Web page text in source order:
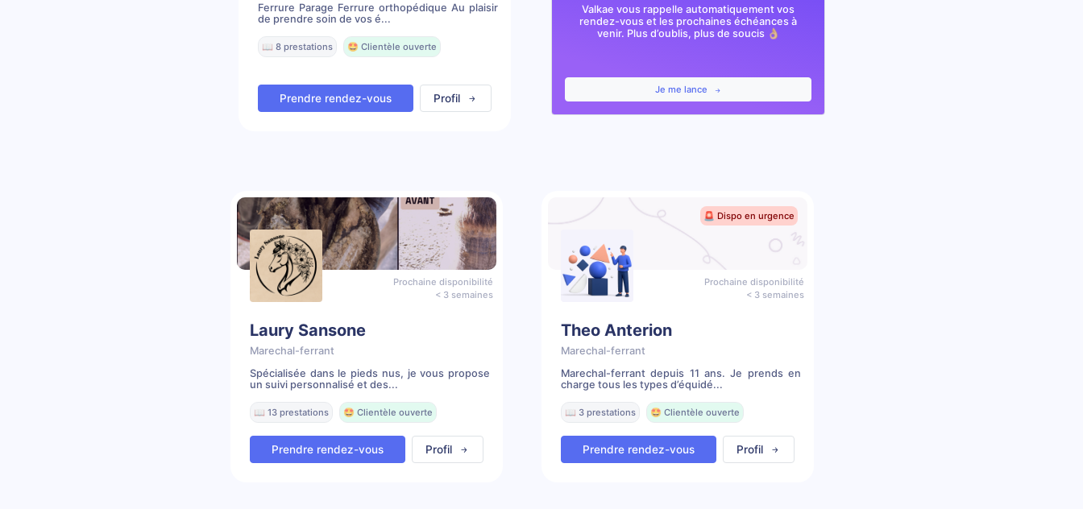
Ferrure Parage Ferrure orthopédique Au plaisir
de prendre soin de vos é...
📖 8 prestations 🤩 Clientèle ouverte
Prendre rendez-vous Profil
Valkae vous rappelle automatiquement vos
rendez-vous et les prochaines échéances à
venir. Plus d’oublis, plus de soucis 👌🏼
Je me lance
Prochaine disponibilité
< 3 semaines
Laury Sansone
Marechal-ferrant
Spécialisée dans le pieds nus, je vous propose
un suivi personnalisé et des...
📖 13 prestations 🤩 Clientèle ouverte
Prendre rendez-vous Profil
🚨 Dispo en urgence
Prochaine disponibilité
< 3 semaines
Theo Anterion
Marechal-ferrant
Marechal-ferrant depuis 11 ans. Je prends en
charge tous les types d’équidé...
📖 3 prestations 🤩 Clientèle ouverte
Prendre rendez-vous Profil